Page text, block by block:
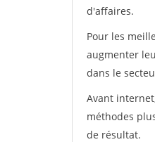
d'affaires.
Pour les
augmenter
dans le
Avant
méthodes
de résultat.